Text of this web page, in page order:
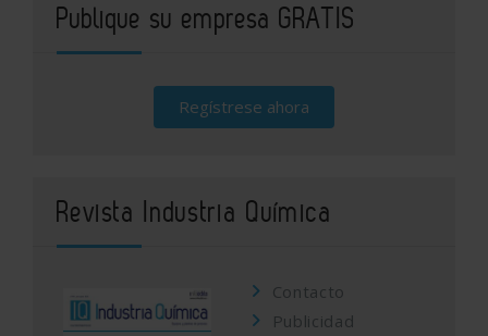
Publique su empresa GRATIS
Regístrese ahora
Revista Industria Química
Contacto
Publicidad